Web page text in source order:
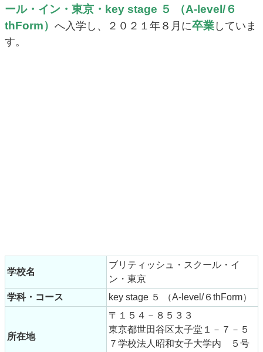
ール・イン・東京・key stage ５ （A-level/６
thForm） へ入学し、２０２１年８月に卒業 していま
す。
学校名
ブリティッシュ・スクール・イ
ン・東京
学科・コース
key stage ５ （A-level/６thForm）
所在地
〒１５４－８５３３
東京都世田谷区太子堂１－７－５
７学校法人昭和女子大学内 ５号